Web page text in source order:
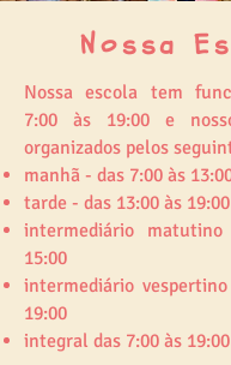
Nossa
Nossa escola tem
7:00 às 19:00 e
organizados pelos
manhã - das 7:00 às
tarde - das 13:00 às 19:00
intermediário
15:00
intermediário
19:00
integral das 7:00 às 19:00